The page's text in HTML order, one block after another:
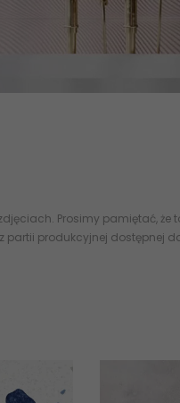
Prosimy pamiętać,
partii produkcyjnej